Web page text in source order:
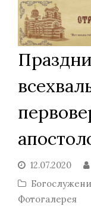
12.07.2020
Фотогалерея